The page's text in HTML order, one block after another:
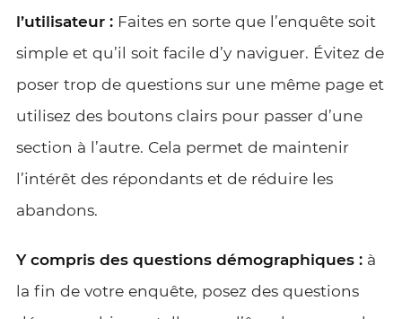
l’utilisateur :Faites en sorte que l’enquête soit
simple et qu’il soit facile d’y naviguer. Évitez de
poser trop de questions sur une même page et
utilisez des boutons clairs pour passer d’une
section à l’autre. Cela permet de maintenir
l’intérêt des répondants et de réduire les
abandons.
Y compris des questions démographiques :à
la fin de votre enquête, posez des questions